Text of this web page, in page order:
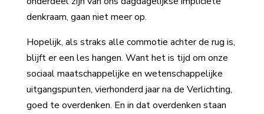
denkraam, gaan niet meer op.
Hopelijk, als straks alle commotie achter de rug is,
blijft er een les hangen. Want het is tijd om onze
sociaal maatschappelijke en wetenschappelijke
uitgangspunten, vierhonderd jaar na de Verlichting,
goed te overdenken. En in dat overdenken staan